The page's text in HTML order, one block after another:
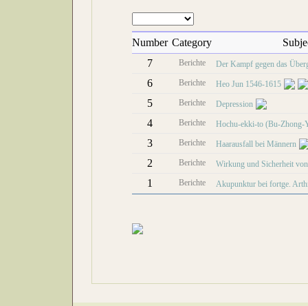
Number Category
7
Berichte Der Kampf gegen das
6 Berichte Heo Jun 1546-1615
5 Berichte Depression
4 Berichte Hochu-ekki-to (Bu-Zhong-
3 Berichte Haarausfall bei Männern
2 Berichte Wirkung und Sicherheit
1 Berichte Akupunktur bei fortge.